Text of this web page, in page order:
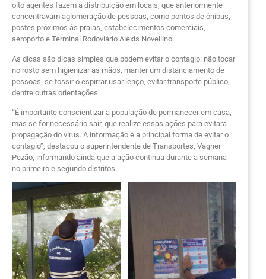
oito agentes fazem a distribuição em locais, que anteriormente
concentravam aglomeração de pessoas, como pontos de ônibus,
postes próximos às praias, estabelecimentos comerciais,
aeroporto e Terminal Rodoviário Alexis Novellino.
As dicas são dicas simples que podem evitar o contagio: não tocar
no rosto sem higienizar as mãos, manter um distanciamento de
pessoas, se tossir o espirrar usar lenço, evitar transporte público,
dentre outras orientações.
“É importante conscientizar a população de permanecer em casa,
mas se for necessário sair, que realize essas ações para evitara
propagação do vírus. A informação é a principal forma de evitar o
contagio”, destacou o superintendente de Transportes, Vagner
Pezão, informando ainda que a ação continua durante a semana
no primeiro e segundo distritos.